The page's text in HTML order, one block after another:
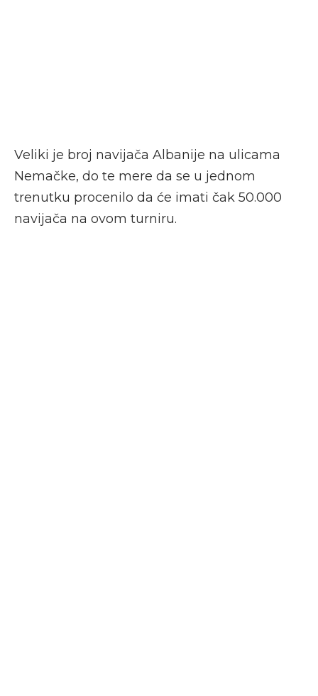
Veliki je broj navijača Albanije na ulicama
Nemačke, do te mere da se u jednom
trenutku procenilo da će imati čak 50.000
navijača na ovom turniru.